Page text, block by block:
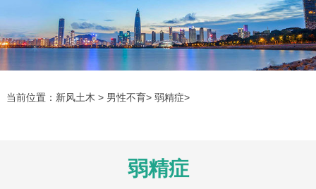
当前位置： 新风土木 > 男性不育> 弱精症>
弱精症